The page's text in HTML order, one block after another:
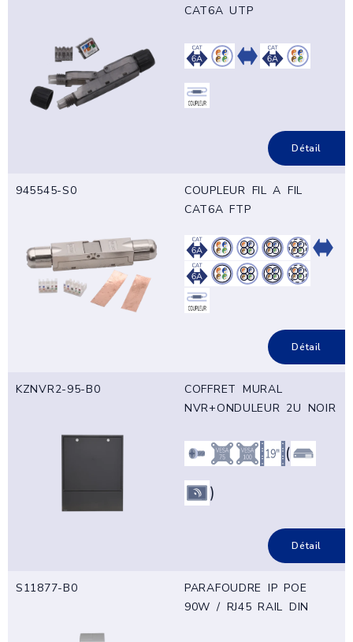
CAT6A UTP
Détail
945545-S0
COUPLEUR FIL A FIL
CAT6A FTP
Détail
KZNVR2-95-B0
COFFRET MURAL
NVR+ONDULEUR 2U NOIR
(
)
Détail
S11877-B0
PARAFOUDRE IP POE
90W / RJ45 RAIL DIN